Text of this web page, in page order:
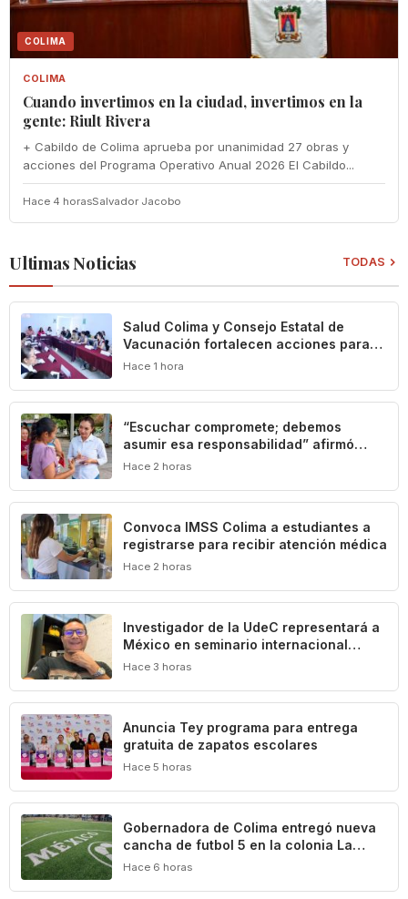
COLIMA
COLIMA
Cuando invertimos en la ciudad, invertimos en la
gente: Riult Rivera
+ Cabildo de Colima aprueba por unanimidad 27 obras y
acciones del Programa Operativo Anual 2026 El Cabildo...
Hace 4 horasSalvador Jacobo
Ultimas Noticias TODAS
Salud Colima y Consejo Estatal de
Vacunación fortalecen acciones para
prevenir la tuberculosis
Hace 1 hora
“Escuchar compromete; debemos
asumir esa responsabilidad” afirmó
Mely Romero
Hace 2 horas
Convoca IMSS Colima a estudiantes a
registrarse para recibir atención médica
Hace 2 horas
Investigador de la UdeC representará a
México en seminario internacional
sobre agua, medio ambiente y geotecnia
Hace 3 horas
‎Anuncia Tey programa para entrega
gratuita de zapatos escolares
Hace 5 horas
Gobernadora de Colima entregó nueva
cancha de futbol 5 en la colonia La
Reserva de La Villa
Hace 6 horas